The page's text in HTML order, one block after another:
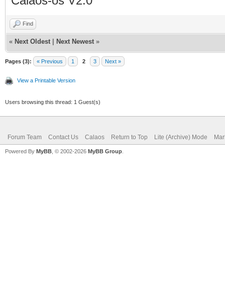
Find
« Next Oldest Next Newest »
Pages (3): « Previous 1 2 3 Next »
View a Printable Version
Users browsing this thread: 1 Guest(s)
Forum Team Contact Us Calaos Return to Top Lite (Archive) Mode
Powered By MyBB , © 2002-2026 MyBB Group